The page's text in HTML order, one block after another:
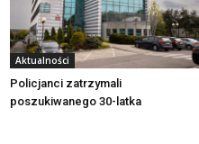
Aktualności
Policjanci zatrzymali
poszukiwanego 30-latka